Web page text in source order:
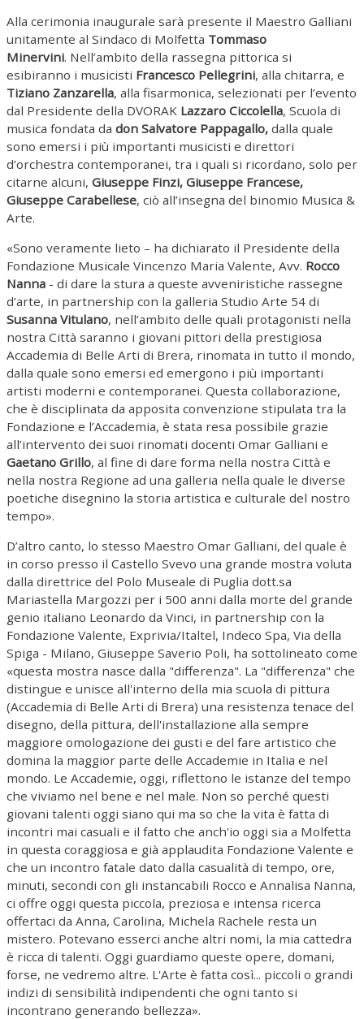
Alla cerimonia inaugurale sarà presente il Maestro Galliani
unitamente al Sindaco di Molfetta Tommaso
Minervini. Nell’ambito della rassegna pittorica si
esibiranno i musicisti Francesco Pellegrini, alla chitarra, e
Tiziano Zanzarella, alla fisarmonica, selezionati per l’evento
dal Presidente della DVORAK Lazzaro Ciccolella, Scuola di
musica fondata da don Salvatore Pappagallo, dalla quale
sono emersi i più importanti musicisti e direttori
d’orchestra contemporanei, tra i quali si ricordano, solo per
citarne alcuni, Giuseppe Finzi, Giuseppe Francese,
Giuseppe Carabellese, ciò all’insegna del binomio Musica &
Arte.
«Sono veramente lieto – ha dichiarato il Presidente della
Fondazione Musicale Vincenzo Maria Valente, Avv. Rocco
Nanna - di dare la stura a queste avveniristiche rassegne
d’arte, in partnership con la galleria Studio Arte 54 di
Susanna Vitulano, nell’ambito delle quali protagonisti nella
nostra Città saranno i giovani pittori della prestigiosa
Accademia di Belle Arti di Brera, rinomata in tutto il mondo,
dalla quale sono emersi ed emergono i più importanti
artisti moderni e contemporanei. Questa collaborazione,
che è disciplinata da apposita convenzione stipulata tra la
Fondazione e l’Accademia, è stata resa possibile grazie
all’intervento dei suoi rinomati docenti Omar Galliani e
Gaetano Grillo, al fine di dare forma nella nostra Città e
nella nostra Regione ad una galleria nella quale le diverse
poetiche disegnino la storia artistica e culturale del nostro
tempo».
D’altro canto, lo stesso Maestro Omar Galliani, del quale è
in corso presso il Castello Svevo una grande mostra voluta
dalla direttrice del Polo Museale di Puglia dott.sa
Mariastella Margozzi per i 500 anni dalla morte del grande
genio italiano Leonardo da Vinci, in partnership con la
Fondazione Valente, Exprivia/Italtel, Indeco Spa, Via della
Spiga - Milano, Giuseppe Saverio Poli, ha sottolineato come
«questa mostra nasce dalla "differenza". La "differenza" che
distingue e unisce all'interno della mia scuola di pittura
(Accademia di Belle Arti di Brera) una resistenza tenace del
disegno, della pittura, dell'installazione alla sempre
maggiore omologazione dei gusti e del fare artistico che
domina la maggior parte delle Accademie in Italia e nel
mondo. Le Accademie, oggi, riflettono le istanze del tempo
che viviamo nel bene e nel male. Non so perché questi
giovani talenti oggi siano qui ma so che la vita è fatta di
incontri mai casuali e il fatto che anch'io oggi sia a Molfetta
in questa coraggiosa e già applaudita Fondazione Valente e
che un incontro fatale dato dalla casualità di tempo, ore,
minuti, secondi con gli instancabili Rocco e Annalisa Nanna,
ci offre oggi questa piccola, preziosa e intensa ricerca
offertaci da Anna, Carolina, Michela Rachele resta un
mistero. Potevano esserci anche altri nomi, la mia cattedra
è ricca di talenti. Oggi guardiamo queste opere, domani,
forse, ne vedremo altre. L'Arte è fatta così... piccoli o grandi
indizi di sensibilità indipendenti che ogni tanto si
incontrano generando bellezza».